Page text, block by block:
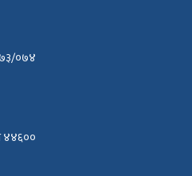
०७४
४४६००